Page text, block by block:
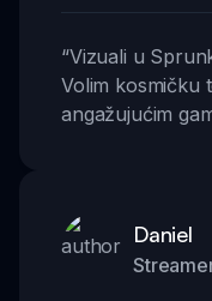
“Vizuali u
Volim kosmičku
angažujućim
Daniel